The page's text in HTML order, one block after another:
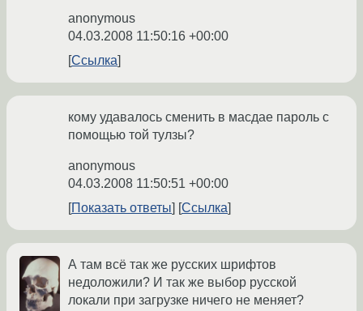
anonymous
04.03.2008 11:50:16 +00:00
Ссылка
кому удавалось сменить в масдае пароль с
помощью той тулзы?
anonymous
04.03.2008 11:50:51 +00:00
Показать ответы
Ссылка
А там всё так же русских шрифтов
недоложили? И так же выбор русской
локали при загрузке ничего не меняет?